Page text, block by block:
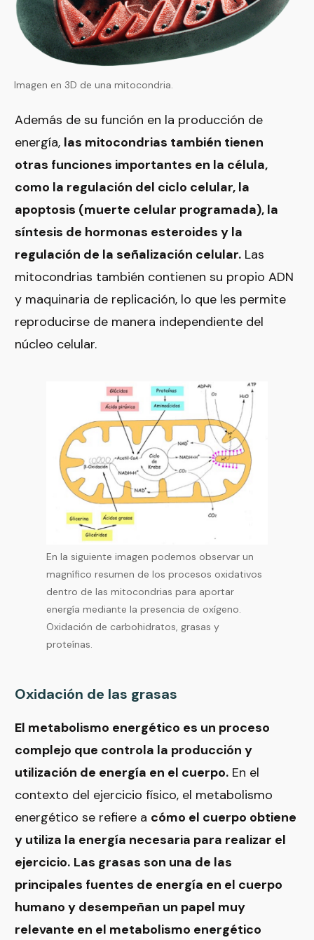
Imagen en 3D de una mitocondria.
Además de su función en la producción de
energía, las mitocondrias también tienen
otras funciones importantes en la célula,
como la regulación del ciclo celular, la
apoptosis (muerte celular programada), la
síntesis de hormonas esteroides y la
regulación de la señalización celular. Las
mitocondrias también contienen su propio ADN
y maquinaria de replicación, lo que les permite
reproducirse de manera independiente del
núcleo celular.
En la siguiente imagen podemos observar un
magnífico resumen de los procesos oxidativos
dentro de las mitocondrias para aportar
energía mediante la presencia de oxígeno.
Oxidación de carbohidratos, grasas y
proteínas.
Oxidación de las grasas
El metabolismo energético es un proceso
complejo que controla la producción y
utilización de energía en el cuerpo. En el
contexto del ejercicio físico, el metabolismo
energético se refiere a cómo el cuerpo obtiene
y utiliza la energía necesaria para realizar el
ejercicio. Las grasas son una de las
principales fuentes de energía en el cuerpo
humano y desempeñan un papel muy
relevante en el metabolismo energético